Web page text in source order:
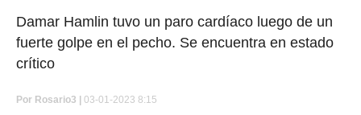
Damar Hamlin tuvo un paro cardíaco luego de un
fuerte golpe en el pecho. Se encuentra en estado
crítico
Por Rosario3 | 03-01-2023 8:15